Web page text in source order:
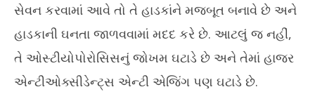
સેવન કરવામાં આવે તો તે હાડકાંને મજબૂત બનાવે છે અને
હાડકાની ઘનતા જાળવવામાં મદદ કરે છે. આટલું જ નહીં,
તે ઓસ્ટીયોપોરોસિસનું જોખમ ઘટાડે છે અને તેમાં હાજર
એન્ટીઓક્સીડેન્ટ્સ એન્ટી એજિંગ પણ ઘટાડે છે.